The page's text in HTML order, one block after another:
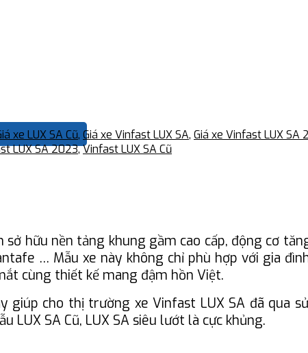
xe LUX SA Cũ, Giá xe Vinfast LUX SA, Giá xe Vinfast LUX SA
LUX SA 2023,Vinfast LUX SA Cũ
sở hữu nền tảng khung gầm cao cấp, động cơ
… Mẫu xe này không chỉ phù hợp với gia
cùng thiết kế mang đậm hồn Việt.
giúp cho thị trường xe Vinfast LUX SA đã qua
LUX SA Cũ, LUX SA siêu lướt là cực khủng.